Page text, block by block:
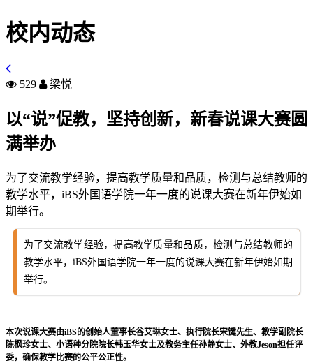
校内动态
529 梁悦
以“说”促教，坚持创新，新春说课大赛圆
满举办
为了交流教学经验，提高教学质量和品质，检测与总结教师的
教学水平，iBS外国语学院一年一度的说课大赛在新年伊始如
期举行。
为了交流教学经验，提高教学质量和品质，检测与总结教师的
教学水平，iBS外国语学院一年一度的说课大赛在新年伊始如期
举行。
本次说课大赛由iBS的创始人董事长谷艾琳女士、执行院长宋键先生、教学副院长
陈枫珍女士、 小语种分院院长韩玉华女士及教务主任孙静女士、外教Jeson担任评
委，确保教学比赛的公平公正性。